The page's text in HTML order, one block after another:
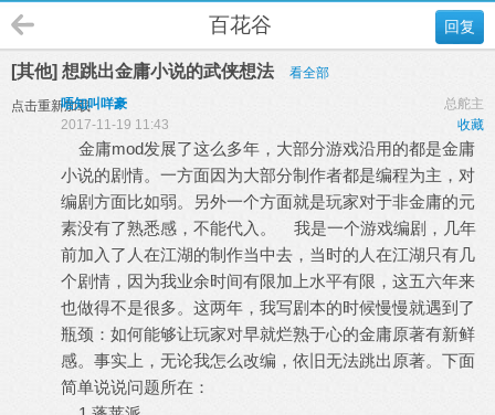
回复
百花谷
[其他] 想跳出金庸小说的武侠想法 看全部
点击重新加载 总舵主
唔知叫咩豪
收藏
2017-11-19 11:43
金庸mod发展了这么多年，大部分游戏沿用的都是金庸
小说的剧情。一方面因为大部分制作者都是编程为主，对
编剧方面比如弱。另外一个方面就是玩家对于非金庸的元
素没有了熟悉感，不能代入。 我是一个游戏编剧，几年
前加入了人在江湖的制作当中去，当时的人在江湖只有几
个剧情，因为我业余时间有限加上水平有限，这五六年来
也做得不是很多。这两年，我写剧本的时候慢慢就遇到了
瓶颈：如何能够让玩家对早就烂熟于心的金庸原著有新鲜
感。事实上，无论我怎么改编，依旧无法跳出原著。下面
简单说说问题所在：